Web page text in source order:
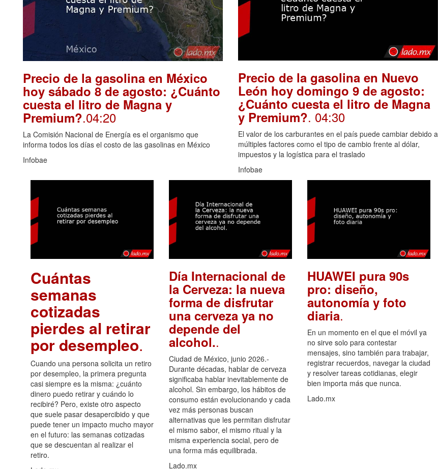
Precio de la gasolina en México
hoy sábado 8 de agosto: ¿Cuánto
cuesta el litro de Magna y
Premium?.04:20
La Comisión Nacional de Energía es el organismo que
informa todos los días el costo de las gasolinas en México
Infobae
Precio de la gasolina en Nuevo
León hoy domingo 9 de agosto:
¿Cuánto cuesta el litro de Magna
y Premium?. 04:30
El valor de los carburantes en el país puede cambiar debido a
múltiples factores como el tipo de cambio frente al dólar,
impuestos y la logística para el traslado
Infobae
Cuántas
semanas
cotizadas
pierdes al retirar
por desempleo.
Cuando una persona solicita un retiro
por desempleo, la primera pregunta
casi siempre es la misma: ¿cuánto
dinero puedo retirar y cuándo lo
recibiré? Pero, existe otro aspecto
que suele pasar desapercibido y que
puede tener un impacto mucho mayor
en el futuro: las semanas cotizadas
que se descuentan al realizar el
retiro.
Día Internacional de
la Cerveza: la nueva
forma de disfrutar
una cerveza ya no
depende del
alcohol..
Ciudad de México, junio 2026.-
Durante décadas, hablar de cerveza
significaba hablar inevitablemente de
alcohol. Sin embargo, los hábitos de
consumo están evolucionando y cada
vez más personas buscan
alternativas que les permitan disfrutar
el mismo sabor, el mismo ritual y la
misma experiencia social, pero de
una forma más equilibrada.
Lado.mx
HUAWEI pura 90s
pro: diseño,
autonomía y foto
diaria.
En un momento en el que el móvil ya
no sirve solo para contestar
mensajes, sino también para trabajar,
registrar recuerdos, navegar la ciudad
y resolver tareas cotidianas, elegir
bien importa más que nunca.
Lado.mx